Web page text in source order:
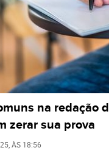
na redação
zerar sua prova
, ÀS 18:56